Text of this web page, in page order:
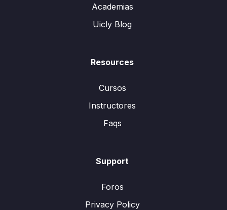
Academias
Uicly Blog
Resources
Cursos
Instructores
Faqs
Support
Foros
Privacy Policy